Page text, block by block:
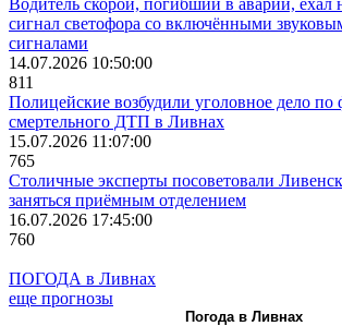
сигнал светофора со включёнными
сигналами
14.07.2026 10:50:00
811
Полицейские возбудили уголовное дело по
смертельного ДТП в Ливнах
15.07.2026 11:07:00
765
Столичные эксперты посоветовали
заняться приёмным отделением
16.07.2026 17:45:00
760
ПОГОДА в Ливнах
еще прогнозы
Погода в Ливнах